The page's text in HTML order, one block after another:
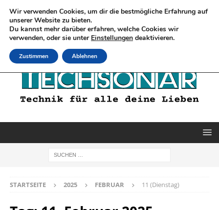
STARTSEITE 2025 FEBRUAR 11 (Dienstag)
Wir verwenden Cookies, um dir die bestmögliche Erfahrung auf
unserer Website zu bieten.
Du kannst mehr darüber erfahren, welche Cookies wir
verwenden, oder sie unter Einstellungen deaktivieren.
Zustimmen Ablehnen